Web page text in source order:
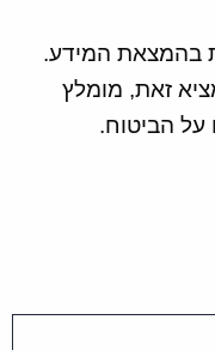
בהמצאת המידע.
זאת, מומלץ
על הביטוח.